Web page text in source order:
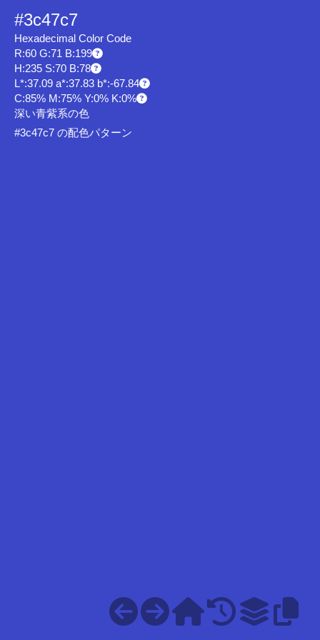
#3c47c7
Hexadecimal Color Code
R:60 G:71 B:199
H:235 S:70 B:78
L*:37.09 a*:37.83 b*:-67.84
C:85% M:75% Y:0% K:0%
深い青紫系の色
#3c47c7 の配色パターン